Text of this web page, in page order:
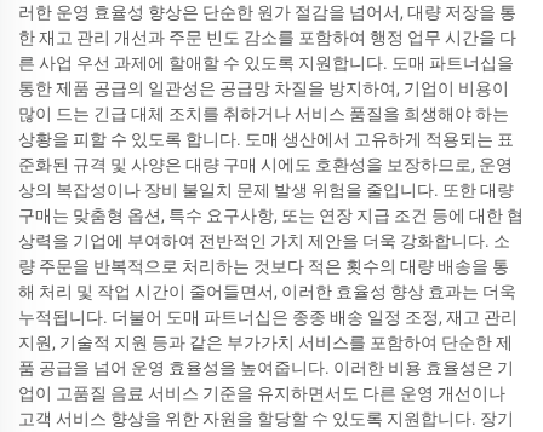
러한 운영 효율성 향상은 단순한 원가 절감을 넘어서, 대량 저장을 통
한 재고 관리 개선과 주문 빈도 감소를 포함하여 행정 업무 시간을 다
른 사업 우선 과제에 할애할 수 있도록 지원합니다. 도매 파트너십을
통한 제품 공급의 일관성은 공급망 차질을 방지하여, 기업이 비용이
많이 드는 긴급 대체 조치를 취하거나 서비스 품질을 희생해야 하는
상황을 피할 수 있도록 합니다. 도매 생산에서 고유하게 적용되는 표
준화된 규격 및 사양은 대량 구매 시에도 호환성을 보장하므로, 운영
상의 복잡성이나 장비 불일치 문제 발생 위험을 줄입니다. 또한 대량
구매는 맞춤형 옵션, 특수 요구사항, 또는 연장 지급 조건 등에 대한 협
상력을 기업에 부여하여 전반적인 가치 제안을 더욱 강화합니다. 소
량 주문을 반복적으로 처리하는 것보다 적은 횟수의 대량 배송을 통
해 처리 및 작업 시간이 줄어들면서, 이러한 효율성 향상 효과는 더욱
누적됩니다. 더불어 도매 파트너십은 종종 배송 일정 조정, 재고 관리
지원, 기술적 지원 등과 같은 부가가치 서비스를 포함하여 단순한 제
품 공급을 넘어 운영 효율성을 높여줍니다. 이러한 비용 효율성은 기
업이 고품질 음료 서비스 기준을 유지하면서도 다른 운영 개선이나
고객 서비스 향상을 위한 자원을 할당할 수 있도록 지원합니다. 장기